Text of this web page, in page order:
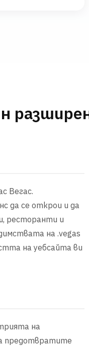
Вегас.
да се открои и да
ресторанти и
на .vegas
на уебсайта ви
на
предотвратите